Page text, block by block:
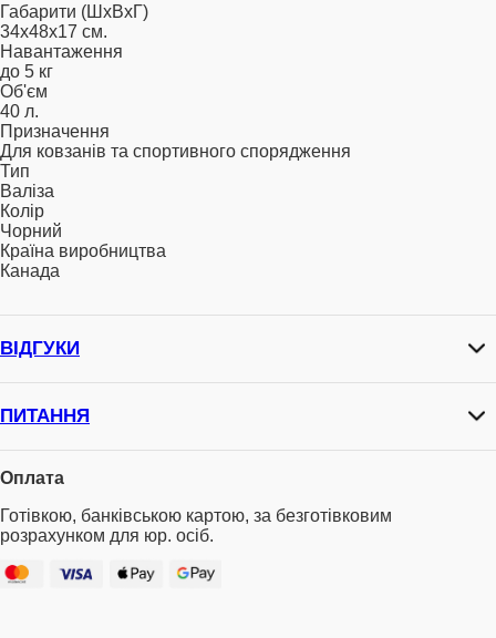
Габарити (ШхВхГ)
34х48х17 см.
Навантаження
до 5 кг
Об'єм
40 л.
Призначення
Для ковзанів та спортивного спорядження
Тип
Валіза
Колір
Чорний
Країна виробництва
Канада
ВІДГУКИ
ПИТАННЯ
Оплата
Готівкою, банківською картою, за безготівковим
розрахунком для юр. осіб.